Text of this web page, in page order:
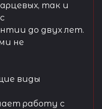
так и
до двух лет.
не
виды
работу с